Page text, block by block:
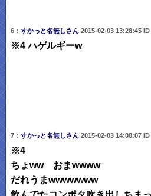
6： すかっと名無しさん 2015-02-03 13:28:45
※4 ハゲルギーw
7： すかっと名無しさん 2015-02-03 14:08:07
※4
ちょww おまwwww
だれうまwwwwwww